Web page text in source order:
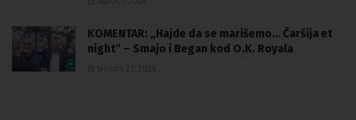
KOMENTAR: „Hajde da se marišemo… Čaršija et
night“ – Smajo i Began kod O.K. Royala